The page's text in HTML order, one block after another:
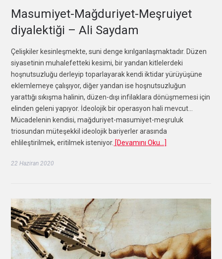
Masumiyet-Mağduriyet-Meşruiyet
diyalektiği – Ali Saydam
Çelişkiler kesinleşmekte, suni denge kırılganlaşmaktadır. Düzen
siyasetinin muhalefetteki kesimi, bir yandan kitlelerdeki
hoşnutsuzluğu derleyip toparlayarak kendi iktidar yürüyüşüne
eklemlemeye çalışıyor, diğer yandan ise hoşnutsuzluğun
yarattığı sıkışma halinin, düzen-dışı infilaklara dönüşmemesi için
elinden geleni yapıyor. İdeolojik bir operasyon hali mevcut…
Mücadelenin kendisi, mağduriyet-masumiyet-meşruluk
triosundan müteşekkil ideolojik bariyerler arasında
ehlileştirilmek, eritilmek isteniyor. [Devamını Oku…]
22 Haziran 2020